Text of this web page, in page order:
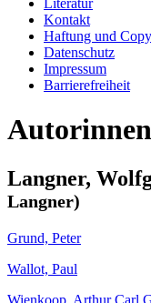
Kontakt
Haftung und
Datenschutz
Impressum
Barrierefreiheit
Langner,
Langner)
Grund, Peter
Wallot, Paul
Wienkoop, Arthur Carl